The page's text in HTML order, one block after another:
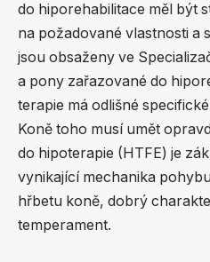
do hiporehabilitace měl být
na požadované vlastnosti a
jsou obsaženy ve
a pony zařazované do
terapie má odlišné
Koně toho musí umět
do hipoterapie (HTFE) je
vynikající mechanika
hřbetu koně, dobrý
temperament.